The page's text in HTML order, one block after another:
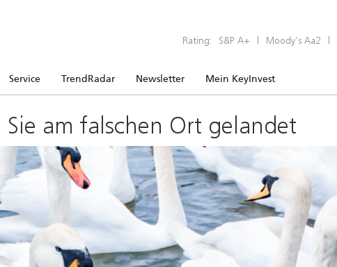
Rating: S&P A+ | Moody’s Aa2 |
Service TrendRadar Newsletter Mein KeyInvest
am falschen Ort gelandet